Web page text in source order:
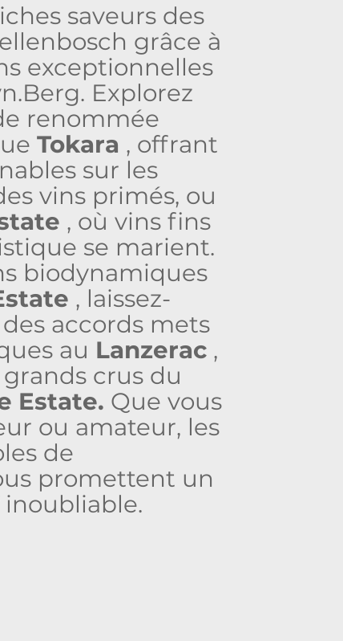
saveurs des
grâce à
exceptionnelles
Explorez
renommée
Tokara , offrant
sur les
vins primés, ou
, où vins fins
se marient.
biodynamiques
, laissez-
accords mets
au Lanzerac,
crus du
Estate. Que vous
ou amateur, les
de
promettent un